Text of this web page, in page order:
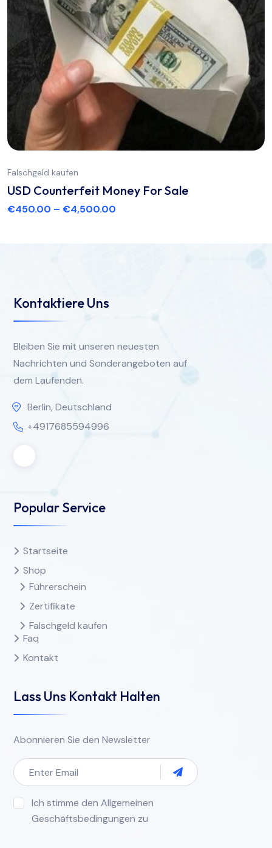
Falschgeld kaufen
USD Counterfeit Money For Sale
€450.00 – €4,500.00
Kontaktiere Uns
Bleiben Sie mit unseren neuesten
Nachrichten und Sonderangeboten auf
dem Laufenden.
Berlin, Deutschland
+4917685594996
Popular Service
Startseite
Shop
Führerschein
Zertifikate
Falschgeld kaufen
Faq
Kontakt
Lass Uns Kontakt Halten
Abonnieren Sie den Newsletter
Ich stimme den Allgemeinen
Geschäftsbedingungen zu